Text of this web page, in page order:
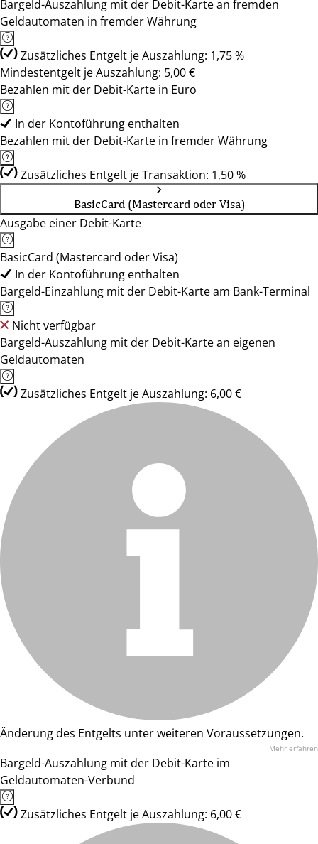
Bargeld-Auszahlung mit der Debit-Karte an fremden
Geldautomaten in fremder Währung
Zusätzliches Entgelt je Auszahlung: 1,75 %
Mindestentgelt je Auszahlung: 5,00 €
Bezahlen mit der Debit-Karte in Euro
In der Kontoführung enthalten
Bezahlen mit der Debit-Karte in fremder Währung
Zusätzliches Entgelt je Transaktion: 1,50 %
BasicCard (Mastercard oder Visa)
Ausgabe einer Debit-Karte
BasicCard (Mastercard oder Visa)
In der Kontoführung enthalten
Bargeld-Einzahlung mit der Debit-Karte am Bank-Terminal
Nicht verfügbar
Bargeld-Auszahlung mit der Debit-Karte an eigenen
Geldautomaten
Zusätzliches Entgelt je Auszahlung: 6,00 €
Änderung des Entgelts unter weiteren Voraussetzungen.
Mehr erfahren
Bargeld-Auszahlung mit der Debit-Karte im
Geldautomaten-Verbund
Zusätzliches Entgelt je Auszahlung: 6,00 €